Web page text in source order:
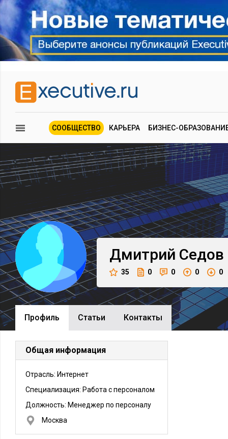
СООБЩЕСТВО КАРЬЕРА БИЗНЕС-
Дмитрий Седов
35 0 0 0 0
Профиль Cтатьи Контакты
Общая информация
Отрасль: Интернет
Специализация: Работа с персоналом
Должность: Менеджер по персоналу
Москва